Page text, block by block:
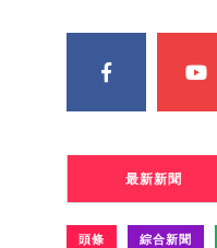
最新新聞
頭條 綜合新聞